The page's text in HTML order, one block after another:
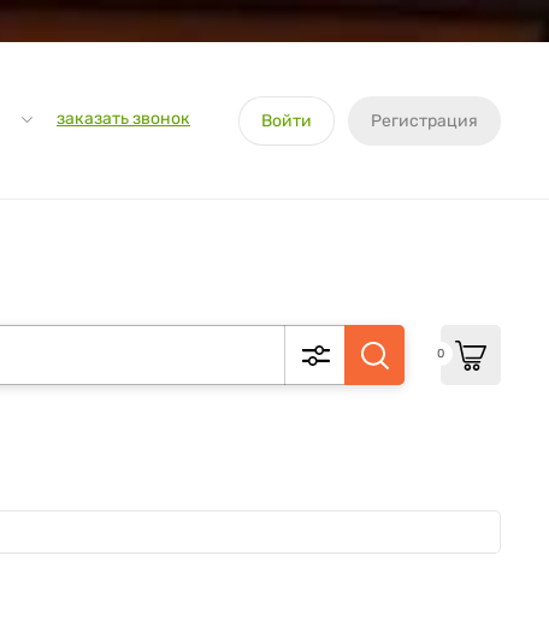
заказать звонок Войти Регистрация
0